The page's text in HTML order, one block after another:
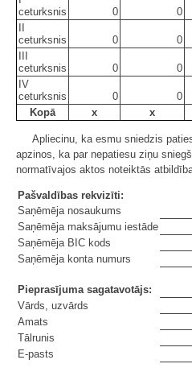
ceturksnis
0 0
ceturksnis
0 0
ceturksnis
0 0
IV
ceturksnis
0 0
Kopā
x x
Apliecinu, ka esmu sniedzis
apzinos, ka par nepatiesu ziņu
normatīvajos aktos noteiktās
Pašvaldības rekvizīti:
Saņēmēja nosaukums
Saņēmēja maksājumu iestāde
Saņēmēja BIC kods
Saņēmēja konta numurs
Pieprasījuma sagatavotājs:
Vārds, uzvārds
Amats
Tālrunis
E-pasts